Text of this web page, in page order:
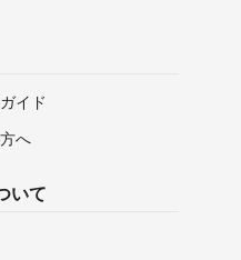
イド
へ
いて